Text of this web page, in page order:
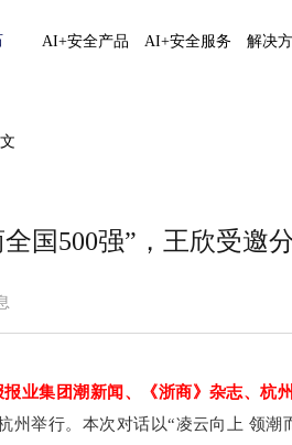
AI+安全产品 AI+安全服务 解决
国500强”，王欣受邀
报业集团潮新闻、《浙商》杂志、杭
州举行。本次对话以“凌云向上 领潮